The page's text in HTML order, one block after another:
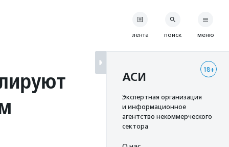
лента поиск меню
18+
АСИ
Экспертная организация
и информационное
агентство некоммерческого
сектора